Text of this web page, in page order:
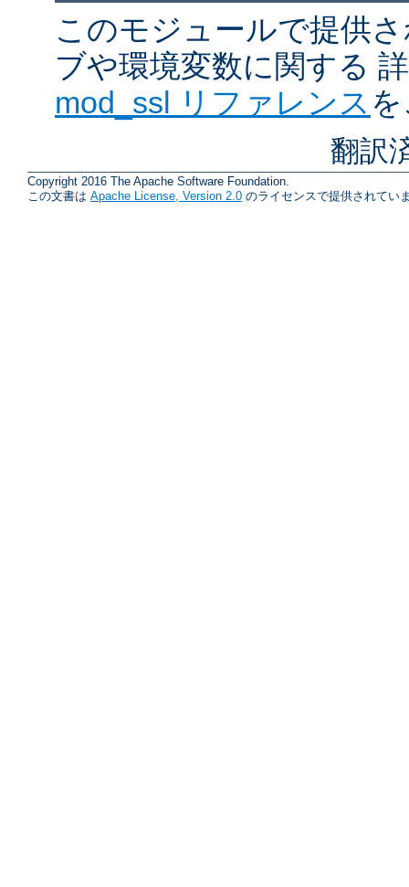
このモジュールで提供
ブや環境変数に関する
mod_ssl リファレンス
翻訳
Copyright 2016 The Apache Software Foundation.
この文書は Apache License, Version 2.0 のライセンスで提供されてい